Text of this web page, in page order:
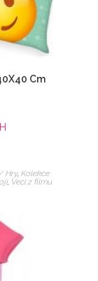
Cm
Hry, Kolekce
, Veci z filmu